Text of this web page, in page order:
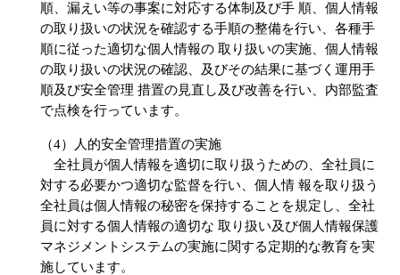
順、漏えい等の事案に対応する体制及び手 順、個人情報
の取り扱いの状況を確認する手順の整備を行い、各種手
順に従った適切な個人情報の 取り扱いの実施、個人情報
の取り扱いの状況の確認、及びその結果に基づく運用手
順及び安全管理 措置の見直し及び改善を行い、内部監査
で点検を行っています。
（4）人的安全管理措置の実施
全社員が個人情報を適切に取り扱うための、全社員に
対する必要かつ適切な監督を行い、個人情 報を取り扱う
全社員は個人情報の秘密を保持することを規定し、全社
員に対する個人情報の適切な 取り扱い及び個人情報保護
マネジメントシステムの実施に関する定期的な教育を実
施しています。